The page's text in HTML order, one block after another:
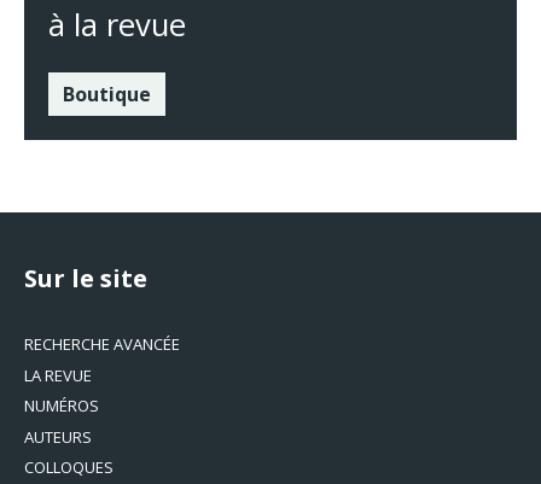
à la revue
Boutique
Sur le site
RECHERCHE AVANCÉE
LA REVUE
NUMÉROS
AUTEURS
COLLOQUES